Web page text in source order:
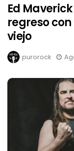
Ed
regreso
viejo
purorock